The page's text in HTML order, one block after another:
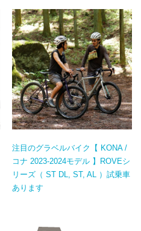
注目のグラベルバイク【 KONA /
コナ 2023-2024モデル 】ROVEシ
リーズ（ ST DL, ST, AL ）試乗車
あります